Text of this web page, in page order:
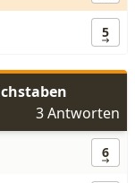
5
3 Antworten
6